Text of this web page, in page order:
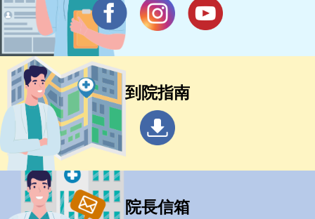
到院指南
院長信箱